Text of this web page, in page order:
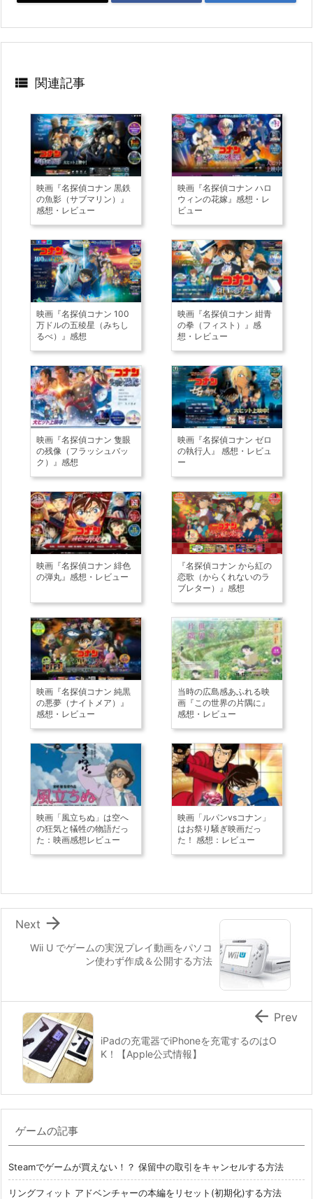
 関連記事
映画『名探偵コナン 黒鉄
の魚影（サブマリン）』
感想・レビュー
映画『名探偵コナン ハロ
ウィンの花嫁』感想・レ
ビュー
映画『名探偵コナン 100
万ドルの五稜星（みちし
るべ）』感想
映画『名探偵コナン 紺青
の拳（フィスト）』感
想・レビュー
映画『名探偵コナン 隻眼
の残像（フラッシュバッ
ク）』感想
映画『名探偵コナン ゼロ
の執行人』 感想・レビュ
ー
映画『名探偵コナン 緋色
の弾丸』感想・レビュー
『名探偵コナン から紅の
恋歌（からくれないのラ
ブレター）』感想
映画『名探偵コナン 純黒
の悪夢（ナイトメア）』
感想・レビュー
当時の広島感あふれる映
画『この世界の片隅に』
感想・レビュー
映画「風立ちぬ」は空へ
の狂気と犠牲の物語だっ
た：映画感想レビュー
映画「ルパンvsコナン」
はお祭り騒ぎ映画だっ
た！ 感想：レビュー
Wii U でゲームの実況プレイ動画をパソコ
ン使わず作成＆公開する方法

Next
iPadの充電器でiPhoneを充電するのはO
K！【Apple公式情報】
 Prev
ゲームの記事
Steamでゲームが買えない！？ 保留中の取引をキャンセルする方法
リングフィット アドベンチャーの本編をリセット(初期化)する方法